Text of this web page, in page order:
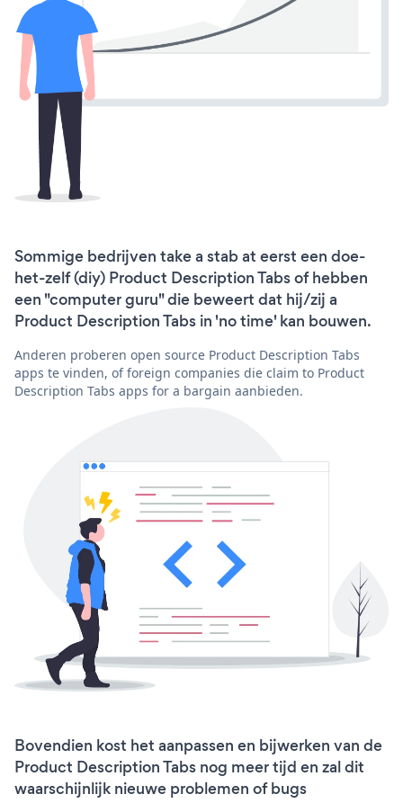
Sommige bedrijven take a stab at eerst een doe-
het-zelf (diy) Product Description Tabs of hebben
een "computer guru" die beweert dat hij/zij a
Product Description Tabs in 'no time' kan bouwen.
Anderen proberen open source Product Description Tabs
apps te vinden, of foreign companies die claim to Product
Description Tabs apps for a bargain aanbieden.
Bovendien kost het aanpassen en bijwerken van de
Product Description Tabs nog meer tijd en zal dit
waarschijnlijk nieuwe problemen of bugs